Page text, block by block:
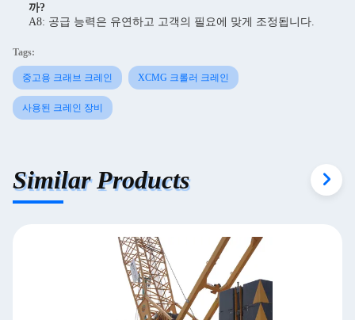
까?
A8: 공급 능력은 유연하고 고객의 필요에 맞게 조정됩니다.
Tags:
중고용 크래브 크레인 XCMG 크롤러 크레인
사용된 크레인 장비
Similar Products